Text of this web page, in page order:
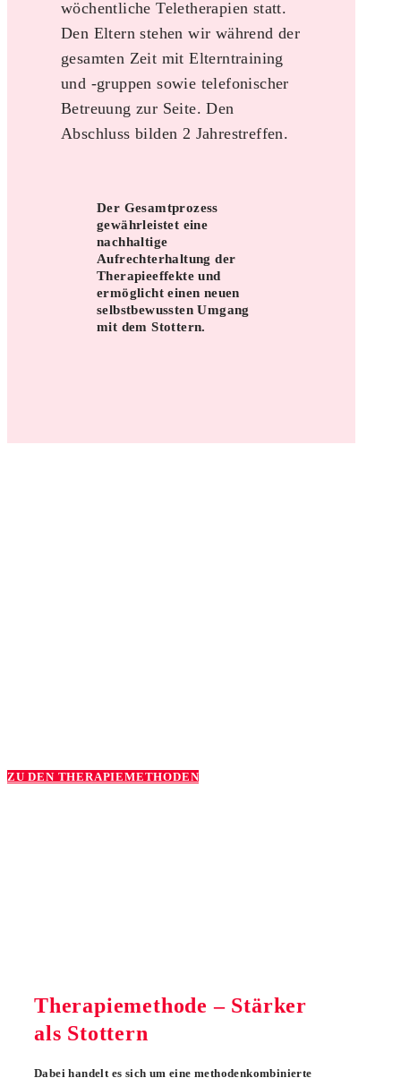
wöchentliche Teletherapien statt.
Den Eltern stehen wir während der
gesamten Zeit mit Elterntraining
und -gruppen sowie telefonischer
Betreuung zur Seite. Den
Abschluss bilden 2 Jahrestreffen.
Der Gesamtprozess
gewährleistet eine
nachhaltige
Aufrechterhaltung der
Therapieeffekte und
ermöglicht einen neuen
selbstbewussten Umgang
mit dem Stottern.
ZU DEN THERAPIEMETHODEN
Therapiemethode – Stärker
als Stottern
Dabei handelt es sich um eine methodenkombinierte